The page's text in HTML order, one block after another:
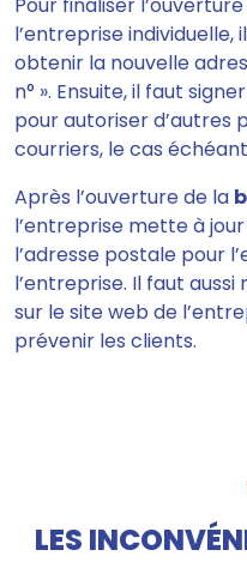
Pour finaliser
l’entreprise individuelle,
obtenir la nouvelle
n° ». Ensuite, il faut
pour autoriser d’autres
courriers, le cas
Après l’ouverture de la
l’entreprise mette à
l’adresse postale pour
l’entreprise. Il faut
sur le site web de
prévenir les clients.
LES